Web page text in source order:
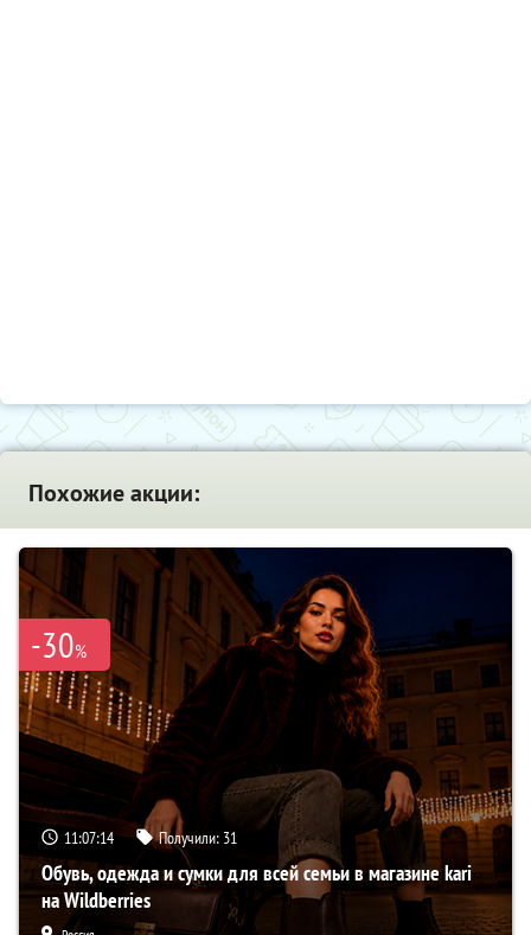
Похожие акции:
-30%
11:07:13 Получили: 31
Обувь, одежда и сумки для всей семьи в магазине kari
на Wildberries